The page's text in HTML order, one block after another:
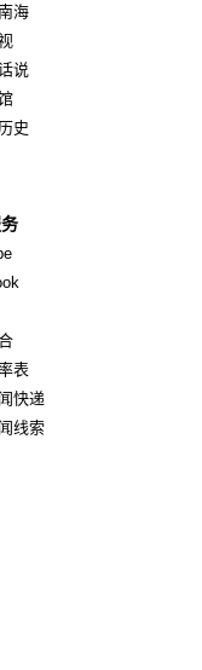
海
说
史
in new window
表
快递
线索